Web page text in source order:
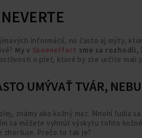
informácií, no často aj mýty,
My v Skeeneffect sme sa rozhodli,
o pleť, ktoré by ste určite mali
UMÝVAŤ TVÁR,
známy ako kožný maz. Mnohí ľudia
sa môžete vyhnúť výskytu tohto
Prečo to tak je?